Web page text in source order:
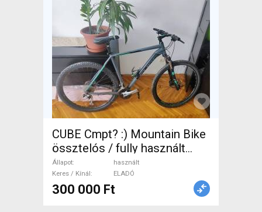
CUBE Cmpt? :) Mountain Bike
össztelós / fully használt
ELADÓ
Állapot
használt
Keres / Kínál
ELADÓ
300 000 Ft